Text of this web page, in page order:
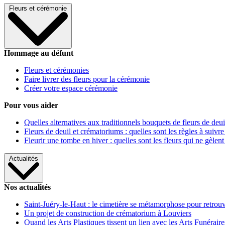
Fleurs et cérémonie
Hommage au défunt
Fleurs et cérémonies
Faire livrer des fleurs pour la cérémonie
Créer votre espace cérémonie
Pour vous aider
Quelles alternatives aux traditionnels bouquets de fleurs de
Fleurs de deuil et crématoriums : quelles sont les règles à
Fleurir une tombe en hiver : quelles sont les fleurs qui ne gèlent
Actualités
Nos actualités
Saint-Juéry-le-Haut : le cimetière se métamorphose pour
Un projet de construction de crématorium à Louviers
Quand les Arts Plastiques tissent un lien avec les Arts